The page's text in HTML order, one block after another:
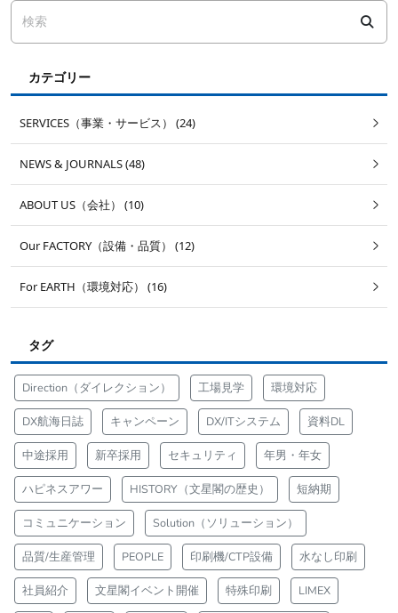
カテゴリー
SERVICES（事業・サービス） (24)
NEWS & JOURNALS (48)
ABOUT US（会社） (10)
Our FACTORY（設備・品質） (12)
For EARTH（環境対応） (16)
タグ
Direction（ダイレクション） 工場見学 環境対応
DX航海日誌 キャンペーン DX/ITシステム 資料DL
中途採用 新卒採用 セキュリティ 年男・年女
ハピネスアワー HISTORY（文星閣の歴史） 短納期
コミュニケーション Solution（ソリューション）
品質/生産管理 PEOPLE 印刷機/CTP設備 水なし印刷
社員紹介 文星閣イベント開催 特殊印刷 LIMEX